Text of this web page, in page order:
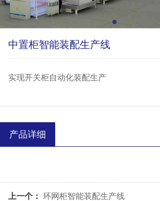
中置柜智能装配生产线
实现开关柜自动化装配生产
产品详细
上一个： 环网柜智能装配生产线